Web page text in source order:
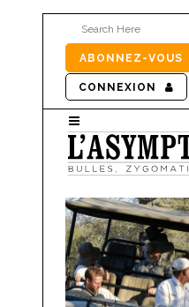
ABONNEZ-VOUS
CONNEXION